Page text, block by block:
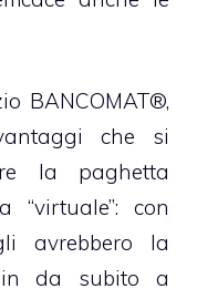
BANCOMAT®,
che si
la paghetta
“virtuale”: con
avrebbero la
da subito a